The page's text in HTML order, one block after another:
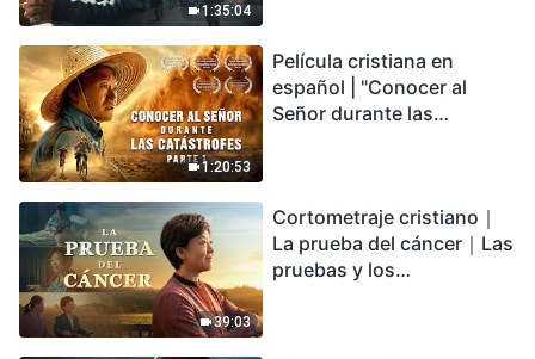
1:35:04
podemos sobrevivir?
1:20:53
Película cristiana en
español | "Conocer al
Señor durante las
encontrarás refugio?
39:03
Cortometraje cristiano｜
La prueba del cáncer｜Las
pruebas y los